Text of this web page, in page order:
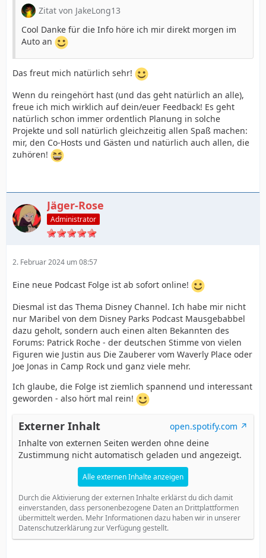
Zitat von JakeLong13
Cool Danke für die Info höre ich mir direkt morgen im
Auto an
Das freut mich natürlich sehr!
Wenn du reingehört hast (und das geht natürlich an alle),
freue ich mich wirklich auf dein/euer Feedback! Es geht
natürlich schon immer ordentlich Planung in solche
Projekte und soll natürlich gleichzeitig allen Spaß machen:
mir, den Co-Hosts und Gästen und natürlich auch allen, die
zuhören!
Jäger-Rose
Administrator
2. Februar 2024 um 08:57
Eine neue Podcast Folge ist ab sofort online!
Diesmal ist das Thema Disney Channel. Ich habe mir nicht
nur Maribel von dem Disney Parks Podcast Mausgebabbel
dazu geholt, sondern auch einen alten Bekannten des
Forums: Patrick Roche - der deutschen Stimme von vielen
Figuren wie Justin aus Die Zauberer vom Waverly Place oder
Joe Jonas in Camp Rock und ganz viele mehr.
Ich glaube, die Folge ist ziemlich spannend und interessant
geworden - also hört mal rein!
Externer Inhalt
open.spotify.com
Inhalte von externen Seiten werden ohne deine
Zustimmung nicht automatisch geladen und angezeigt.
Alle externen Inhalte anzeigen
Durch die Aktivierung der externen Inhalte erklärst du dich damit
einverstanden, dass personenbezogene Daten an Drittplattformen
übermittelt werden. Mehr Informationen dazu haben wir in unserer
Datenschutzerklärung zur Verfügung gestellt.